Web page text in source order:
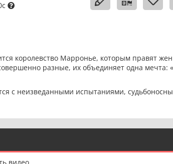
королевство Марронье, которым правят
разные, их объединяет одна мечта:
с неизведанными испытаниями,